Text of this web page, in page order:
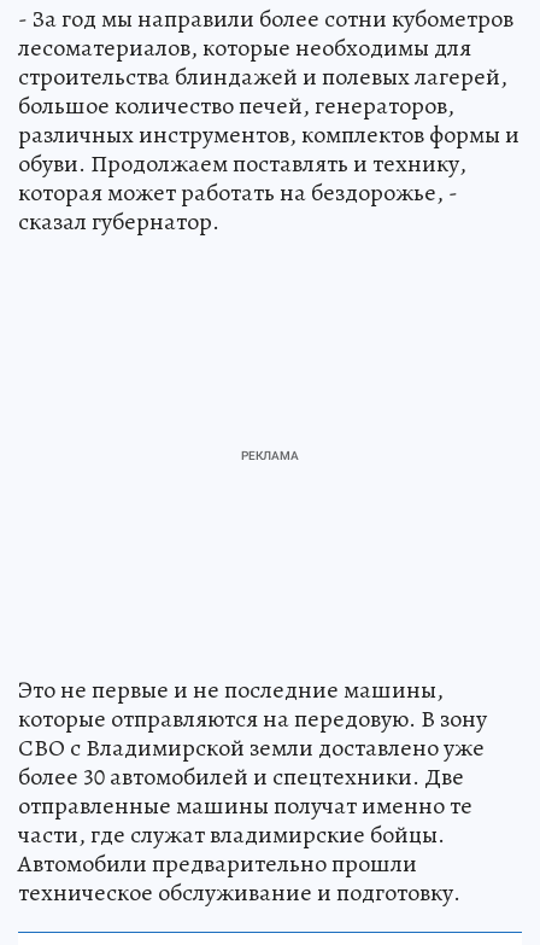
- За год мы направили более сотни кубометров
лесоматериалов, которые необходимы для
строительства блиндажей и полевых лагерей,
большое количество печей, генераторов,
различных инструментов, комплектов формы и
обуви. Продолжаем поставлять и технику,
которая может работать на бездорожье, -
сказал губернатор.
Это не первые и не последние машины,
которые отправляются на передовую. В зону
СВО с Владимирской земли доставлено уже
более 30 автомобилей и спецтехники. Две
отправленные машины получат именно те
части, где служат владимирские бойцы.
Автомобили предварительно прошли
техническое обслуживание и подготовку.